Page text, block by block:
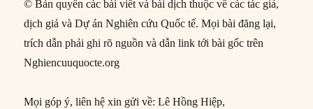
© Bản quyền các bài viết và bài dịch thuộc về các tác giả,
dịch giả và Dự án Nghiên cứu Quốc tế. Mọi bài đăng lại,
trích dẫn phải ghi rõ nguồn và dẫn link tới bài gốc trên
Nghiencuuquocte.org
Mọi góp ý, liên hệ xin gửi về: Lê Hồng Hiệp,